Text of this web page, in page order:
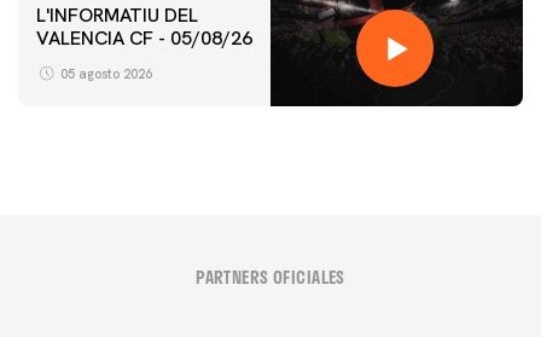
L'INFORMATIU DEL
VALENCIA CF - 05/08/26
05 agosto 2026
PARTNERS OFICIALES